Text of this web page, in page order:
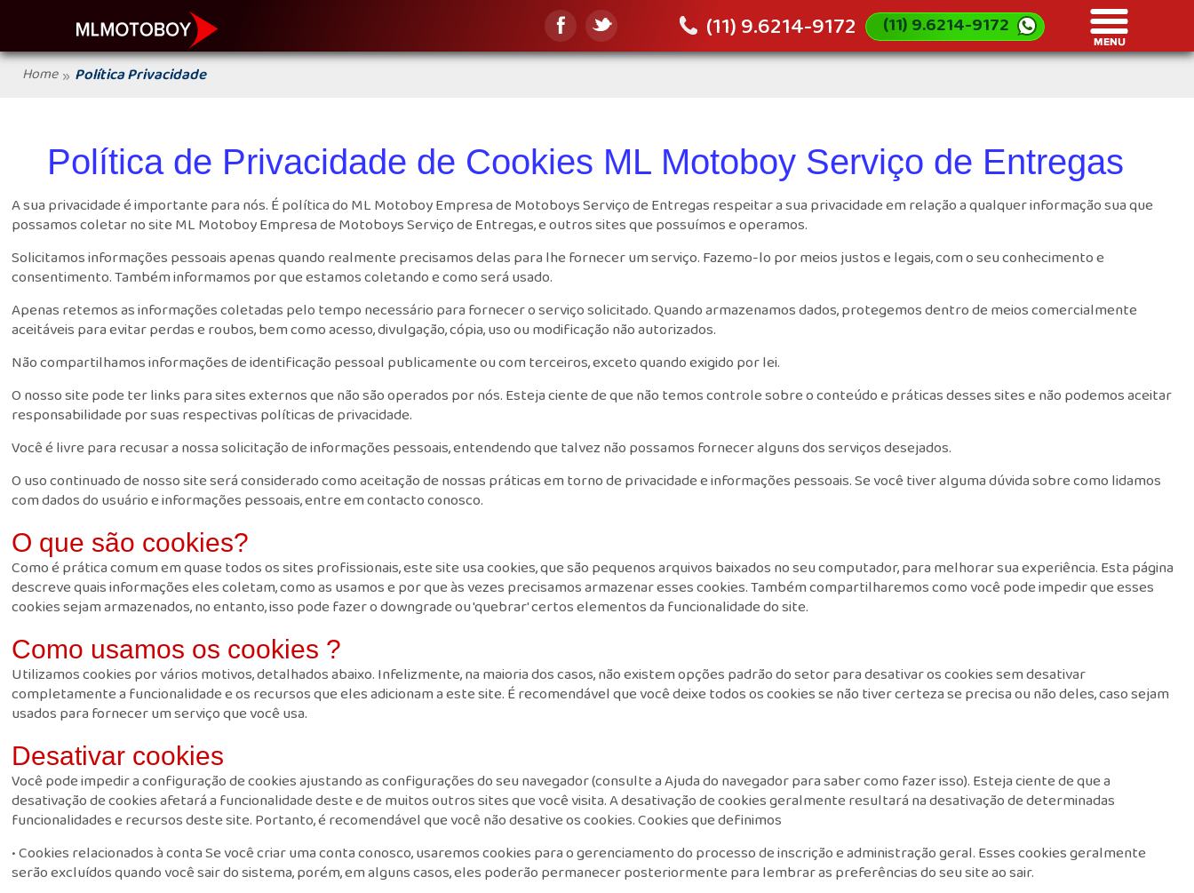
(11) 9.6214-9172 (11) 9.6214-9172
Home » Política Privacidade
Política de Privacidade de Cookies ML Motoboy Serviço de Entregas
A sua privacidade é importante para nós. É política do ML Motoboy Empresa de Motoboys Serviço de Entregas respeitar a sua privacidade em relação a qualquer informação sua que
possamos coletar no site ML Motoboy Empresa de Motoboys Serviço de Entregas, e outros sites que possuímos e operamos.
Solicitamos informações pessoais apenas quando realmente precisamos delas para lhe fornecer um serviço. Fazemo-lo por meios justos e legais, com o seu conhecimento e
consentimento. Também informamos por que estamos coletando e como será usado.
Apenas retemos as informações coletadas pelo tempo necessário para fornecer o serviço solicitado. Quando armazenamos dados, protegemos dentro de meios comercialmente
aceitáveis para evitar perdas e roubos, bem como acesso, divulgação, cópia, uso ou modificação não autorizados.
Não compartilhamos informações de identificação pessoal publicamente ou com terceiros, exceto quando exigido por lei.
O nosso site pode ter links para sites externos que não são operados por nós. Esteja ciente de que não temos controle sobre o conteúdo e práticas desses sites e não podemos aceitar
responsabilidade por suas respectivas políticas de privacidade.
Você é livre para recusar a nossa solicitação de informações pessoais, entendendo que talvez não possamos fornecer alguns dos serviços desejados.
O uso continuado de nosso site será considerado como aceitação de nossas práticas em torno de privacidade e informações pessoais. Se você tiver alguma dúvida sobre como lidamos
com dados do usuário e informações pessoais, entre em contacto conosco.
O que são cookies?
Como é prática comum em quase todos os sites profissionais, este site usa cookies, que são pequenos arquivos baixados no seu computador, para melhorar sua experiência. Esta página
descreve quais informações eles coletam, como as usamos e por que às vezes precisamos armazenar esses cookies. Também compartilharemos como você pode impedir que esses
cookies sejam armazenados, no entanto, isso pode fazer o downgrade ou 'quebrar' certos elementos da funcionalidade do site.
Como usamos os cookies ?
Utilizamos cookies por vários motivos, detalhados abaixo. Infelizmente, na maioria dos casos, não existem opções padrão do setor para desativar os cookies sem desativar
completamente a funcionalidade e os recursos que eles adicionam a este site. É recomendável que você deixe todos os cookies se não tiver certeza se precisa ou não deles, caso sejam
usados para fornecer um serviço que você usa.
Desativar cookies
Você pode impedir a configuração de cookies ajustando as configurações do seu navegador (consulte a Ajuda do navegador para saber como fazer isso). Esteja ciente de que a
desativação de cookies afetará a funcionalidade deste e de muitos outros sites que você visita. A desativação de cookies geralmente resultará na desativação de determinadas
funcionalidades e recursos deste site. Portanto, é recomendável que você não desative os cookies. Cookies que definimos
• Cookies relacionados à conta Se você criar uma conta conosco, usaremos cookies para o gerenciamento do processo de inscrição e administração geral. Esses cookies geralmente
serão excluídos quando você sair do sistema, porém, em alguns casos, eles poderão permanecer posteriormente para lembrar as preferências do seu site ao sair.